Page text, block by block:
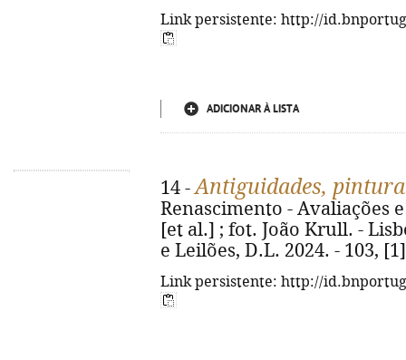
Link persistente: http://
ADICIONAR À LISTA
14 -Antiguidades,
Renascimento - Avaliações
[et al.] ; fot. João Krull. -
e Leilões, D.L. 2024. - 103,
Link persistente: http://